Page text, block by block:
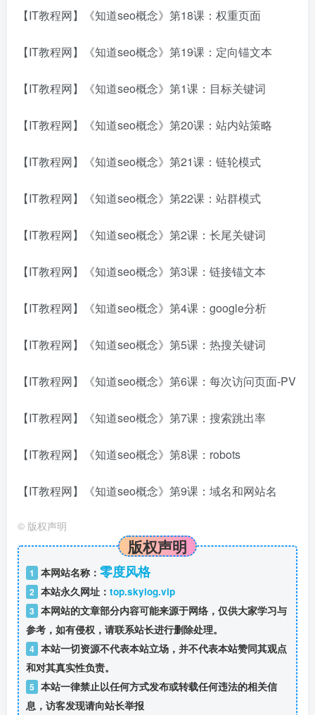
【IT教程网】《知道seo概念》第18课：权重页面
【IT教程网】《知道seo概念》第19课：定向锚文本
【IT教程网】《知道seo概念》第1课：目标关键词
【IT教程网】《知道seo概念》第20课：站内站策略
【IT教程网】《知道seo概念》第21课：链轮模式
【IT教程网】《知道seo概念》第22课：站群模式
【IT教程网】《知道seo概念》第2课：长尾关键词
【IT教程网】《知道seo概念》第3课：链接锚文本
【IT教程网】《知道seo概念》第4课：google分析
【IT教程网】《知道seo概念》第5课：热搜关键词
【IT教程网】《知道seo概念》第6课：每次访问页面-PV
【IT教程网】《知道seo概念》第7课：搜索跳出率
【IT教程网】《知道seo概念》第8课：robots
【IT教程网】《知道seo概念》第9课：域名和网站名
© 版权声明
版权声明
1 本网站名称： 零度风格
2 本站永久网址： top.skylog.vip
3 本网站的文章部分内容可能来源于网络，仅供大家学习与
参考，如有侵权，请联系站长进行删除处理。
4 本站一切资源不代表本站立场，并不代表本站赞同其观点
和对其真实性负责。
5 本站一律禁止以任何方式发布或转载任何违法的相关信
息，访客发现请向站长举报